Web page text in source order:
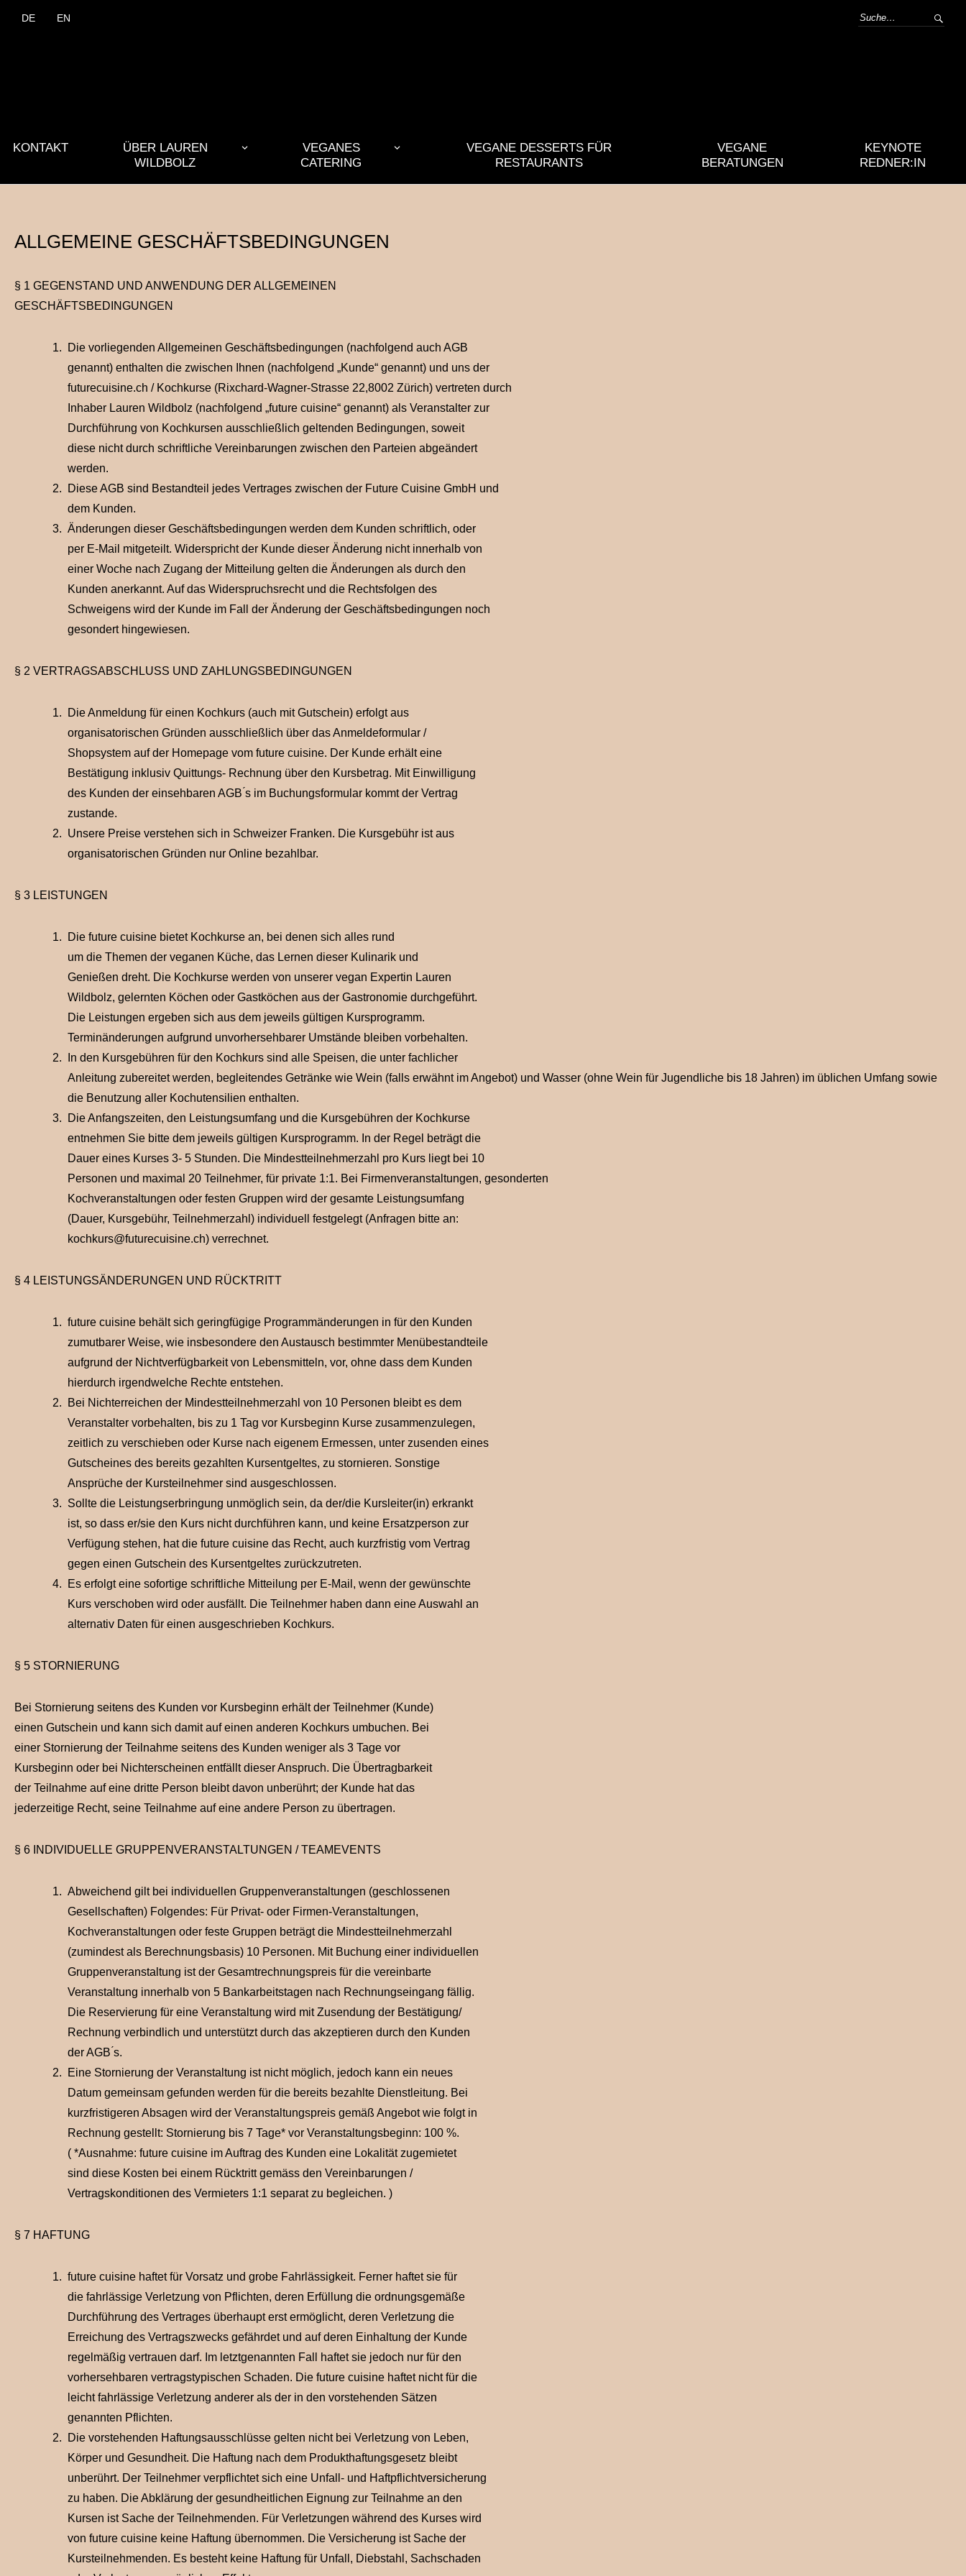
DE EN
KONTAKT
ÜBER LAUREN
WILDBOLZ
VEGANES
CATERING
VEGANE DESSERTS FÜR
RESTAURANTS
VEGANE
BERATUNGEN
KEYNOTE
REDNER:IN
ALLGEMEINE GESCHÄFTSBEDINGUNGEN
§ 1 GEGENSTAND UND ANWENDUNG DER ALLGEMEINEN
GESCHÄFTSBEDINGUNGEN
Die vorliegenden Allgemeinen Geschäftsbedingungen (nachfolgend auch AGB
genannt) enthalten die zwischen Ihnen (nachfolgend „Kunde“ genannt) und uns der
futurecuisine.ch / Kochkurse (Rixchard-Wagner-Strasse 22,8002 Zürich) vertreten durch
Inhaber Lauren Wildbolz (nachfolgend „future cuisine“ genannt) als Veranstalter zur
Durchführung von Kochkursen ausschließlich geltenden Bedingungen, soweit
diese nicht durch schriftliche Vereinbarungen zwischen den Parteien abgeändert
werden.
Diese AGB sind Bestandteil jedes Vertrages zwischen der Future Cuisine GmbH und
dem Kunden.
Änderungen dieser Geschäftsbedingungen werden dem Kunden schriftlich, oder
per E-Mail mitgeteilt. Widerspricht der Kunde dieser Änderung nicht innerhalb von
einer Woche nach Zugang der Mitteilung gelten die Änderungen als durch den
Kunden anerkannt. Auf das Widerspruchsrecht und die Rechtsfolgen des
Schweigens wird der Kunde im Fall der Änderung der Geschäftsbedingungen noch
gesondert hingewiesen.
§ 2 VERTRAGSABSCHLUSS UND ZAHLUNGSBEDINGUNGEN
Die Anmeldung für einen Kochkurs (auch mit Gutschein) erfolgt aus
organisatorischen Gründen ausschließlich über das Anmeldeformular /
Shopsystem auf der Homepage vom future cuisine. Der Kunde erhält eine
Bestätigung inklusiv Quittungs- Rechnung über den Kursbetrag. Mit Einwilligung
des Kunden der einsehbaren AGB ́s im Buchungsformular kommt der Vertrag
zustande.
Unsere Preise verstehen sich in Schweizer Franken. Die Kursgebühr ist aus
organisatorischen Gründen nur Online bezahlbar.
§ 3 LEISTUNGEN
Die future cuisine bietet Kochkurse an, bei denen sich alles rund
um die Themen der veganen Küche, das Lernen dieser Kulinarik und
Genießen dreht. Die Kochkurse werden von unserer vegan Expertin Lauren
Wildbolz, gelernten Köchen oder Gastköchen aus der Gastronomie durchgeführt.
Die Leistungen ergeben sich aus dem jeweils gültigen Kursprogramm.
Terminänderungen aufgrund unvorhersehbarer Umstände bleiben vorbehalten.
In den Kursgebühren für den Kochkurs sind alle Speisen, die unter fachlicher
Anleitung zubereitet werden, begleitendes Getränke wie Wein (falls erwähnt im Angebot) und Wasser (ohne Wein für Jugendliche bis 18 Jahren) im üblichen Umfang sowie
die Benutzung aller Kochutensilien enthalten.
Die Anfangszeiten, den Leistungsumfang und die Kursgebühren der Kochkurse
entnehmen Sie bitte dem jeweils gültigen Kursprogramm. In der Regel beträgt die
Dauer eines Kurses 3- 5 Stunden. Die Mindestteilnehmerzahl pro Kurs liegt bei 10
Personen und maximal 20 Teilnehmer, für private 1:1. Bei Firmenveranstaltungen, gesonderten
Kochveranstaltungen oder festen Gruppen wird der gesamte Leistungsumfang
(Dauer, Kursgebühr, Teilnehmerzahl) individuell festgelegt (Anfragen bitte an:
kochkurs@futurecuisine.ch) verrechnet.
§ 4 LEISTUNGSÄNDERUNGEN UND RÜCKTRITT
future cuisine behält sich geringfügige Programmänderungen in für den Kunden
zumutbarer Weise, wie insbesondere den Austausch bestimmter Menübestandteile
aufgrund der Nichtverfügbarkeit von Lebensmitteln, vor, ohne dass dem Kunden
hierdurch irgendwelche Rechte entstehen.
Bei Nichterreichen der Mindestteilnehmerzahl von 10 Personen bleibt es dem
Veranstalter vorbehalten, bis zu 1 Tag vor Kursbeginn Kurse zusammenzulegen,
zeitlich zu verschieben oder Kurse nach eigenem Ermessen, unter zusenden eines
Gutscheines des bereits gezahlten Kursentgeltes, zu stornieren. Sonstige
Ansprüche der Kursteilnehmer sind ausgeschlossen.
Sollte die Leistungserbringung unmöglich sein, da der/die Kursleiter(in) erkrankt
ist, so dass er/sie den Kurs nicht durchführen kann, und keine Ersatzperson zur
Verfügung stehen, hat die future cuisine das Recht, auch kurzfristig vom Vertrag
gegen einen Gutschein des Kursentgeltes zurückzutreten.
Es erfolgt eine sofortige schriftliche Mitteilung per E-Mail, wenn der gewünschte
Kurs verschoben wird oder ausfällt. Die Teilnehmer haben dann eine Auswahl an
alternativ Daten für einen ausgeschrieben Kochkurs.
§ 5 STORNIERUNG
Bei Stornierung seitens des Kunden vor Kursbeginn erhält der Teilnehmer (Kunde)
einen Gutschein und kann sich damit auf einen anderen Kochkurs umbuchen. Bei
einer Stornierung der Teilnahme seitens des Kunden weniger als 3 Tage vor
Kursbeginn oder bei Nichterscheinen entfällt dieser Anspruch. Die Übertragbarkeit
der Teilnahme auf eine dritte Person bleibt davon unberührt; der Kunde hat das
jederzeitige Recht, seine Teilnahme auf eine andere Person zu übertragen.
§ 6 INDIVIDUELLE GRUPPENVERANSTALTUNGEN / TEAMEVENTS
Abweichend gilt bei individuellen Gruppenveranstaltungen (geschlossenen
Gesellschaften) Folgendes: Für Privat- oder Firmen-Veranstaltungen,
Kochveranstaltungen oder feste Gruppen beträgt die Mindestteilnehmerzahl
(zumindest als Berechnungsbasis) 10 Personen. Mit Buchung einer individuellen
Gruppenveranstaltung ist der Gesamtrechnungspreis für die vereinbarte
Veranstaltung innerhalb von 5 Bankarbeitstagen nach Rechnungseingang fällig.
Die Reservierung für eine Veranstaltung wird mit Zusendung der Bestätigung/
Rechnung verbindlich und unterstützt durch das akzeptieren durch den Kunden
der AGB ́s.
Eine Stornierung der Veranstaltung ist nicht möglich, jedoch kann ein neues
Datum gemeinsam gefunden werden für die bereits bezahlte Dienstleitung. Bei
kurzfristigeren Absagen wird der Veranstaltungspreis gemäß Angebot wie folgt in
Rechnung gestellt: Stornierung bis 7 Tage* vor Veranstaltungsbeginn: 100 %.
( *Ausnahme: future cuisine im Auftrag des Kunden eine Lokalität zugemietet
sind diese Kosten bei einem Rücktritt gemäss den Vereinbarungen /
Vertragskonditionen des Vermieters 1:1 separat zu begleichen. )
§ 7 HAFTUNG
future cuisine haftet für Vorsatz und grobe Fahrlässigkeit. Ferner haftet sie für
die fahrlässige Verletzung von Pflichten, deren Erfüllung die ordnungsgemäße
Durchführung des Vertrages überhaupt erst ermöglicht, deren Verletzung die
Erreichung des Vertragszwecks gefährdet und auf deren Einhaltung der Kunde
regelmäßig vertrauen darf. Im letztgenannten Fall haftet sie jedoch nur für den
vorhersehbaren vertragstypischen Schaden. Die future cuisine haftet nicht für die
leicht fahrlässige Verletzung anderer als der in den vorstehenden Sätzen
genannten Pflichten.
Die vorstehenden Haftungsausschlüsse gelten nicht bei Verletzung von Leben,
Körper und Gesundheit. Die Haftung nach dem Produkthaftungsgesetz bleibt
unberührt. Der Teilnehmer verpflichtet sich eine Unfall- und Haftpflichtversicherung
zu haben. Die Abklärung der gesundheitlichen Eignung zur Teilnahme an den
Kursen ist Sache der Teilnehmenden. Für Verletzungen während des Kurses wird
von future cuisine keine Haftung übernommen. Die Versicherung ist Sache der
Kursteilnehmenden. Es besteht keine Haftung für Unfall, Diebstahl, Sachschaden